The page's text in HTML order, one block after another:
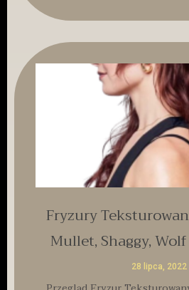
Fryzury
Mullet, Shaggy,
28 lipca, 2022